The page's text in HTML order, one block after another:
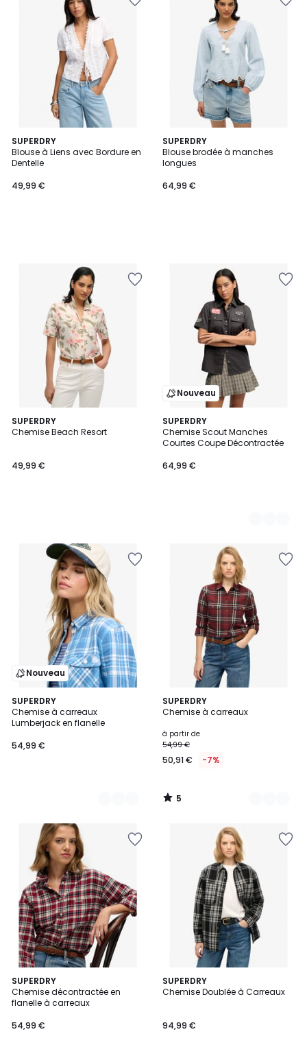
SUPERDRY
Blouse à Liens avec Bordure en
Dentelle
49,99 €
SUPERDRY
Blouse brodée à manches
longues
64,99 €
SUPERDRY
Chemise Beach Resort
49,99 €
Nouveau
SUPERDRY
Chemise Scout Manches
Courtes Coupe Décontractée
64,99 €
3
Couleurs
Nouveau
SUPERDRY
Chemise à carreaux
Lumberjack en flanelle
54,99 €
4
Couleurs
SUPERDRY
Chemise à carreaux
à partir de
54,99 €
50,91 € -7%
5
/
6
Couleurs
5
/
SUPERDRY
Chemise décontractée en
flanelle à carreaux
54,99 €
SUPERDRY
Chemise Doublée à Carreaux
94,99 €
2
Couleurs